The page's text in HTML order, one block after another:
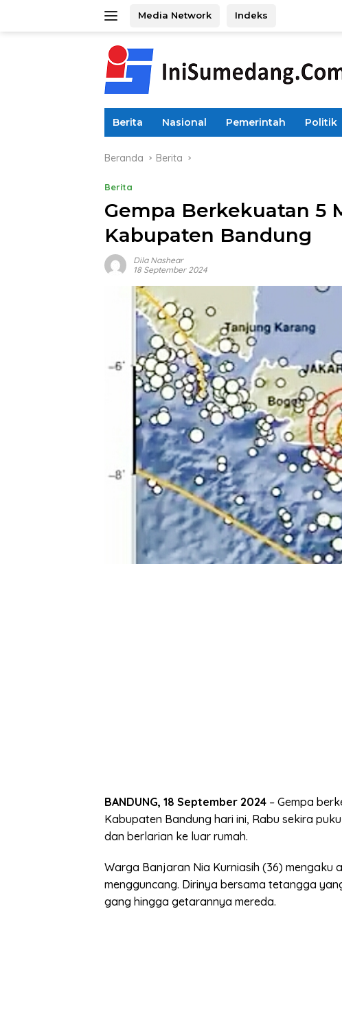
Media Network Indeks
Berita Nasional Pemerintah Politik
Beranda Berita
Berita
Gempa Berkekuatan 5
Kabupaten Bandung
Dila Nashear
18 September 2024
BANDUNG, 18 September 2024 – Gempa
Kabupaten Bandung hari ini, Rabu sekira
dan berlarian ke luar rumah.
Warga Banjaran Nia Kurniasih (36) mengaku
mengguncang. Dirinya bersama tetangga
gang hingga getarannya mereda.